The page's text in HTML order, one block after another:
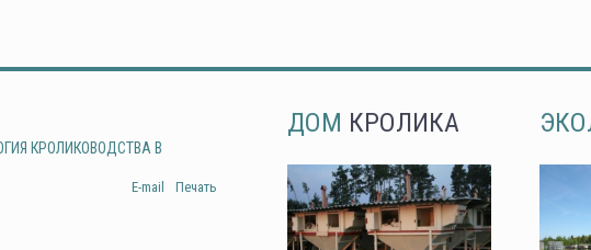
КРОЛИКОВОДСТВА В
Печать
E-mail
ДОМ КРОЛИКА